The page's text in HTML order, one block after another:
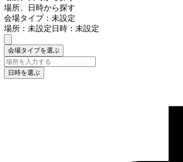
場所、日時から探す
会場タイプ：未設定
場所：未設定日時：未設定
会場タイプを選ぶ
日時を選ぶ